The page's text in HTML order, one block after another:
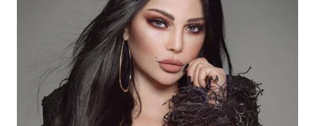
KELISTRIKAN
WALINKI
MAWAKA